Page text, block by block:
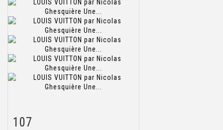
Item detail
107